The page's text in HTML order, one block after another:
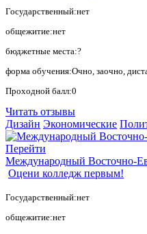
Государственный:нет
общежитие:нет
бюджетные места:?
форма обучения:Очно, заочно,
Проходной балл:0
Читать отзывы
Дизайн Экономические
Перейти
Международный Восточно-
Оцени колледж первым!
Государственный:нет
общежитие:нет